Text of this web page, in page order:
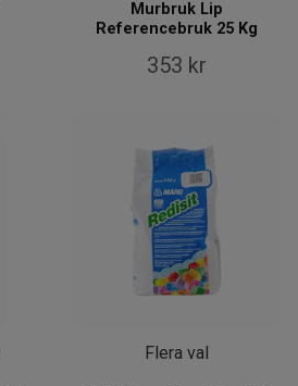
Murbruk Lip
Referencebruk 25 Kg
353 kr
Flera val